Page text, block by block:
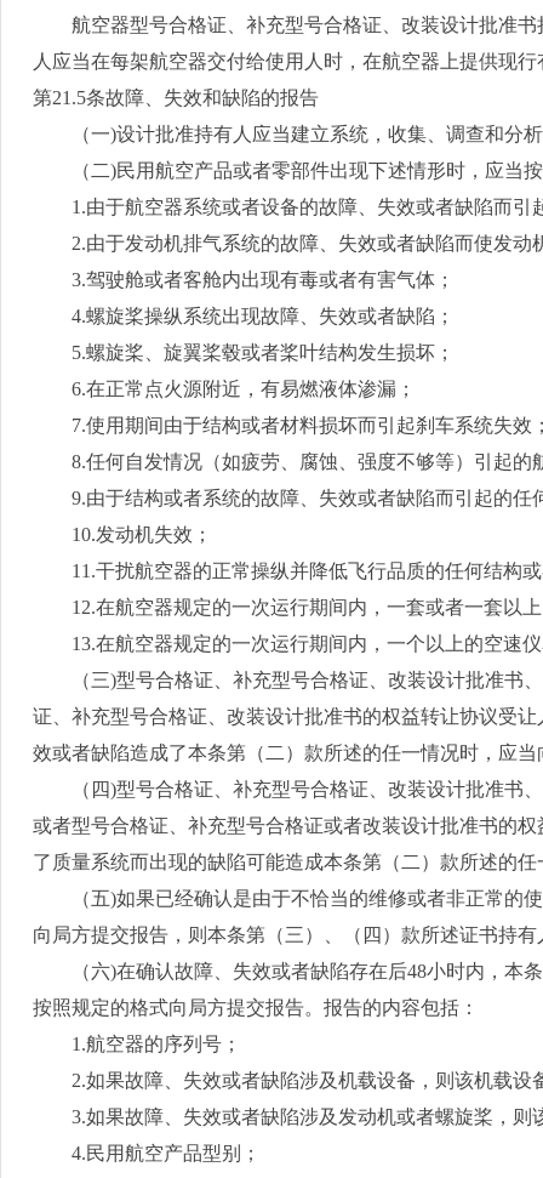
航空器型号合格证、补充型号合格证、改装设计批准书
人应当在每架航空器交付给使用人时，在航空器上提供现
第21.5条故障、失效和缺陷的报告
（一)设计批准持有人应当建立系统，收集、调查和分
（二)民用航空产品或者零部件出现下述情形时，应当
1.由于航空器系统或者设备的故障、失效或者缺陷而引
2.由于发动机排气系统的故障、失效或者缺陷而使发
3.驾驶舱或者客舱内出现有毒或者有害气体；
4.螺旋桨操纵系统出现故障、失效或者缺陷；
5.螺旋桨、旋翼桨毂或者桨叶结构发生损坏；
6.在正常点火源附近，有易燃液体渗漏；
7.使用期间由于结构或者材料损坏而引起刹车系统失效
8.任何自发情况（如疲劳、腐蚀、强度不够等）引起
9.由于结构或者系统的故障、失效或者缺陷而引起的任
10.发动机失效；
11.干扰航空器的正常操纵并降低飞行品质的任何结构
12.在航空器规定的一次运行期间内，一套或者一套以
13.在航空器规定的一次运行期间内，一个以上的空速
（三)型号合格证、补充型号合格证、改装设计批准书
证、补充型号合格证、改装设计批准书的权益转让协议受
效或者缺陷造成了本条第（二）款所述的任一情况时，应当
（四)型号合格证、补充型号合格证、改装设计批准书
或者型号合格证、补充型号合格证或者改装设计批准书的
了质量系统而出现的缺陷可能造成本条第（二）款所述的
（五)如果已经确认是由于不恰当的维修或者非正常的
向局方提交报告，则本条第（三）、（四）款所述证书持
（六)在确认故障、失效或者缺陷存在后48小时内，本
按照规定的格式向局方提交报告。报告的内容包括：
1.航空器的序列号；
2.如果故障、失效或者缺陷涉及机载设备，则该机载设
3.如果故障、失效或者缺陷涉及发动机或者螺旋桨，则
4.民用航空产品型别；